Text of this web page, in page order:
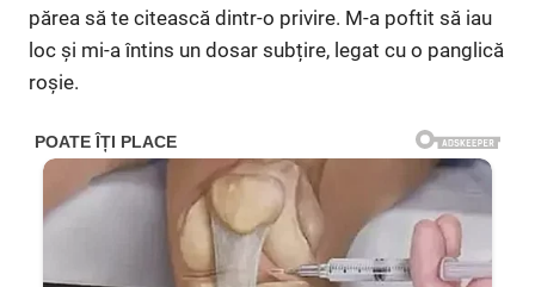
părea să te citească dintr-o privire. M-a poftit să iau
loc și mi-a întins un dosar subțire, legat cu o panglică
roșie.